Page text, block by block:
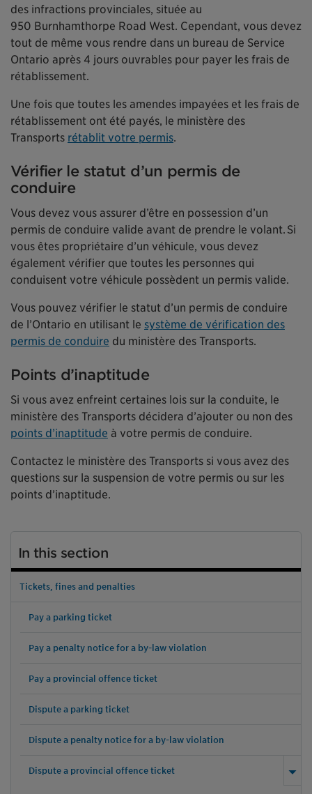
des infractions provinciales, située au
950 Burnhamthorpe Road West. Cependant, vous devez
tout de même vous rendre dans un bureau de Service
Ontario après 4 jours ouvrables pour payer les frais de
rétablissement.
Une fois que toutes les amendes impayées et les frais de
rétablissement ont été payés, le ministère des
Transports rétablit votre permis.
Vérifier le statut d’un permis de
conduire
Vous devez vous assurer d’être en possession d’un
permis de conduire valide avant de prendre le volant. Si
vous êtes propriétaire d’un véhicule, vous devez
également vérifier que toutes les personnes qui
conduisent votre véhicule possèdent un permis valide.
Vous pouvez vérifier le statut d’un permis de conduire
de l’Ontario en utilisant le système de vérification des
permis de conduire du ministère des Transports.
Points d’inaptitude
Si vous avez enfreint certaines lois sur la conduite, le
ministère des Transports décidera d’ajouter ou non des
points d’inaptitude à votre permis de conduire.
Contactez le ministère des Transports si vous avez des
questions sur la suspension de votre permis ou sur les
points d’inaptitude.
In this section
Tickets, fines and penalties
Pay a parking ticket
Pay a penalty notice for a by-law violation
Pay a provincial offence ticket
Dispute a parking ticket
Dispute a penalty notice for a by-law violation
Dispute a provincial offence ticket